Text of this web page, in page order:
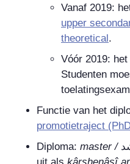
Vanaf 2019:
upper
theoretical.
Vóór 2019: het
Studenten
Functie van het
promotietraject
Diploma: master/